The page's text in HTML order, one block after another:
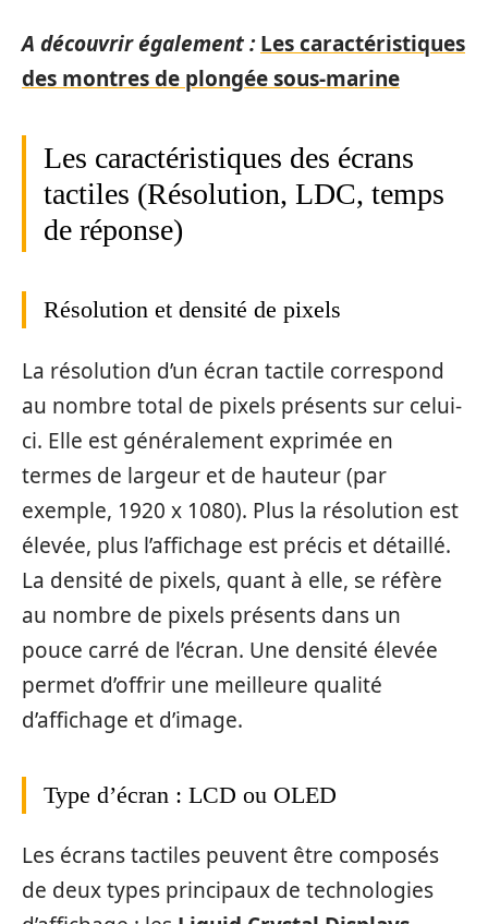
A découvrir également : Les caractéristiques
des montres de plongée sous-marine
Les caractéristiques des écrans
tactiles (Résolution, LDC, temps
de réponse)
Résolution et densité de pixels
La résolution d’un écran tactile correspond
au nombre total de pixels présents sur celui-
ci. Elle est généralement exprimée en
termes de largeur et de hauteur (par
exemple, 1920 x 1080). Plus la résolution est
élevée, plus l’affichage est précis et détaillé.
La densité de pixels, quant à elle, se réfère
au nombre de pixels présents dans un
pouce carré de l’écran. Une densité élevée
permet d’offrir une meilleure qualité
d’affichage et d’image.
Type d’écran : LCD ou OLED
Les écrans tactiles peuvent être composés
de deux types principaux de technologies